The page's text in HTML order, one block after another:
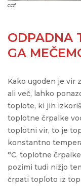
cof
ODPADNA
GA
Kako ugoden je vir
ali več, lahko
toplote, ki jih
toplotne črpalke
toplotni vir, to je
konstantno
°C, toplotne
pozimi tudi nižjo
črpati toploto iz